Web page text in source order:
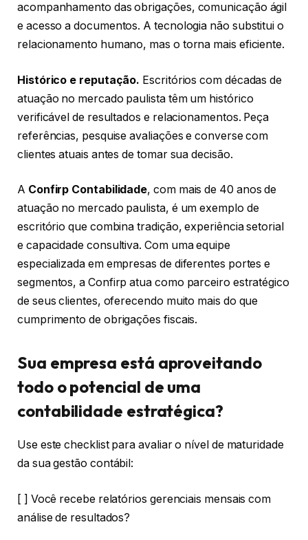
acompanhamento das obrigações, comunicação ágil
e acesso a documentos. A tecnologia não substitui o
relacionamento humano, mas o torna mais eficiente.
Histórico e reputação. Escritórios com décadas de
atuação no mercado paulista têm um histórico
verificável de resultados e relacionamentos. Peça
referências, pesquise avaliações e converse com
clientes atuais antes de tomar sua decisão.
A Confirp Contabilidade, com mais de 40 anos de
atuação no mercado paulista, é um exemplo de
escritório que combina tradição, experiência setorial
e capacidade consultiva. Com uma equipe
especializada em empresas de diferentes portes e
segmentos, a Confirp atua como parceiro estratégico
de seus clientes, oferecendo muito mais do que
cumprimento de obrigações fiscais.
Sua empresa está aproveitando
todo o potencial de uma
contabilidade estratégica?
Use este checklist para avaliar o nível de maturidade
da sua gestão contábil:
[ ] Você recebe relatórios gerenciais mensais com
análise de resultados?